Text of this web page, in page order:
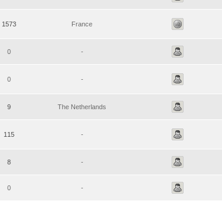
1573 France
0 -
0 -
9 The Netherlands
115 -
8 -
0 -